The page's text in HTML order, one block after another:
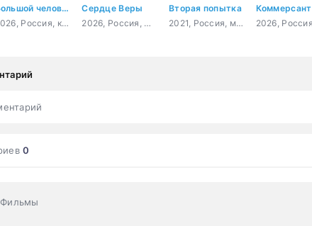
Большой человек
2026, Россия, комедия
Сердце Веры
2026, Россия, мелодрама
Вторая попытка
2021, Россия, мелодрама
Коммерсант
0